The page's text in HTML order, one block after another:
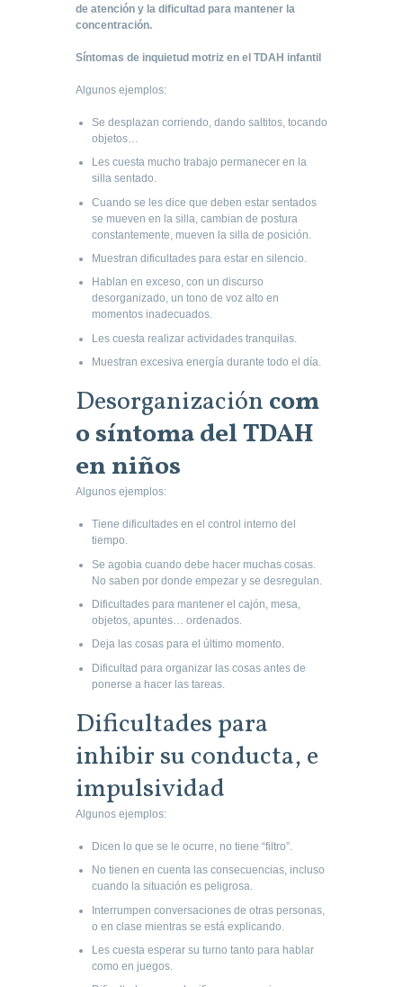
de atención y la dificultad para mantener la
concentración.
Síntomas de inquietud motriz en el TDAH infantil
Algunos ejemplos:
Se desplazan corriendo, dando saltitos, tocando
objetos…
Les cuesta mucho trabajo permanecer en la
silla sentado.
Cuando se les dice que deben estar sentados
se mueven en la silla, cambian de postura
constantemente, mueven la silla de posición.
Muestran dificultades para estar en silencio.
Hablan en exceso, con un discurso
desorganizado, un tono de voz alto en
momentos inadecuados.
Les cuesta realizar actividades tranquilas.
Muestran excesiva energía durante todo el día.
Desorganización com
o síntoma del TDAH
en niños
Algunos ejemplos:
Tiene dificultades en el control interno del
tiempo.
Se agobia cuando debe hacer muchas cosas.
No saben por donde empezar y se desregulan.
Dificultades para mantener el cajón, mesa,
objetos, apuntes… ordenados.
Deja las cosas para el último momento.
Dificultad para organizar las cosas antes de
ponerse a hacer las tareas.
Dificultades para
inhibir su conducta, e
impulsividad
Algunos ejemplos:
Dicen lo que se le ocurre, no tiene “filtro”.
No tienen en cuenta las consecuencias, incluso
cuando la situación es peligrosa.
Interrumpen conversaciones de otras personas,
o en clase mientras se está explicando.
Les cuesta esperar su turno tanto para hablar
como en juegos.